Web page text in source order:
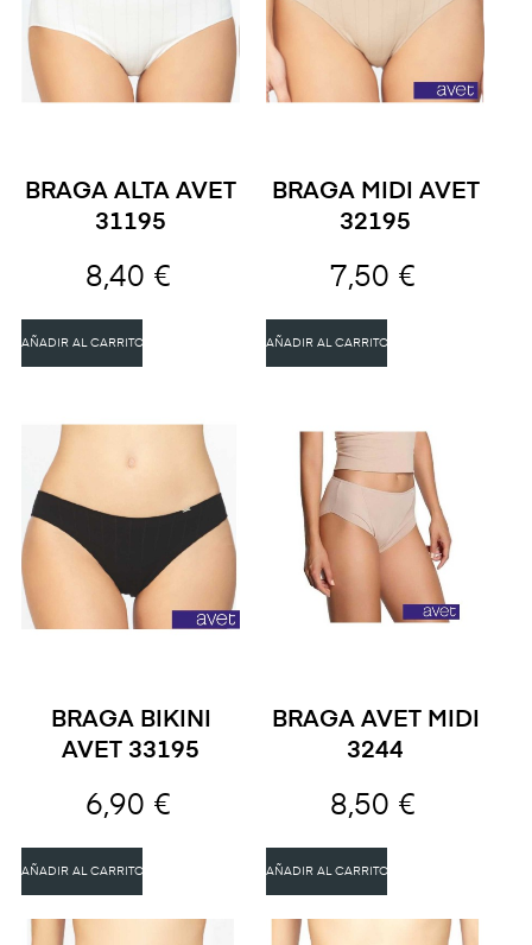
BRAGA ALTA AVET
31195
8,40 €
AÑADIR AL CARRITO
BRAGA MIDI AVET
32195
7,50 €
AÑADIR AL CARRITO
BRAGA BIKINI
AVET 33195
6,90 €
AÑADIR AL CARRITO
BRAGA AVET MIDI
3244
8,50 €
AÑADIR AL CARRITO